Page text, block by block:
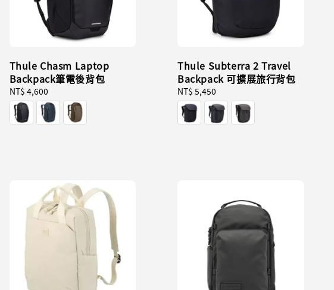
Thule Chasm Laptop
Backpack筆電後背包
Regular
price
NT$ 4,600
Thule Subterra 2 Travel
Backpack 可擴展旅行背包
Regular
price
NT$ 5,450